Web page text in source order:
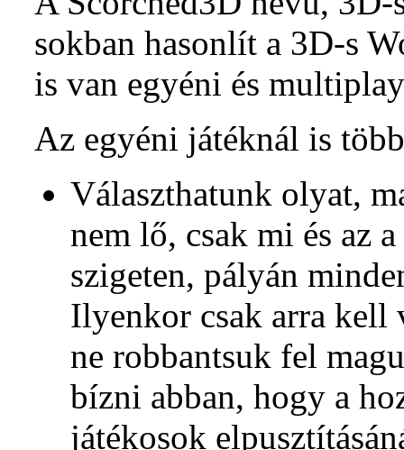
sokban hasonlít a 3D-s
is van egyéni és
Az egyéni játéknál is
Választhatunk olyat,
nem lő, csak mi és az
szigeten, pályán
Ilyenkor csak arra kell
ne robbantsuk fel
bízni abban, hogy a
játékosok